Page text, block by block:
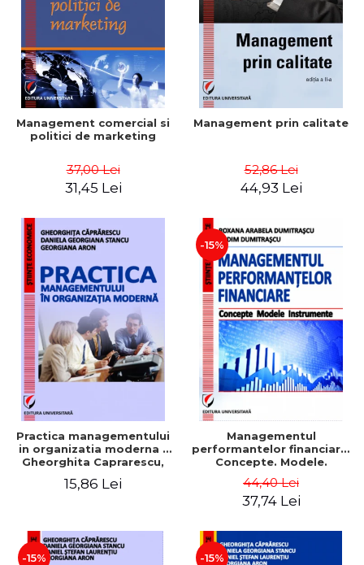
Management comercial si
politici de marketing
37,00 Lei
31,45 Lei
Management prin calitate
52,86 Lei
44,93 Lei
Practica managementului
in organizatia moderna -
Gheorghita Caprarescu,
Georgiana Aron
15,86 Lei
-15%
Managementul
performantelor financiare.
Concepte. Modele.
44,40 Lei
37,74 Lei
-15% -15%